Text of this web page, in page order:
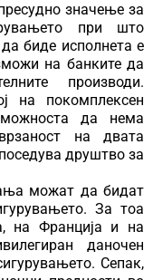
значење за
при што
биде исполнета е
на банките да
производи.
на покомплексен
да нема
на двата
друштво за
можат да бидат
За тоа
на Франција и на
даночен
Сепак,